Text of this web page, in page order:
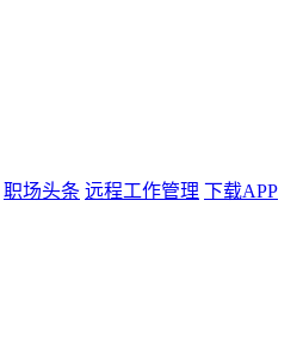
职场头条 远程工作管理 下载APP